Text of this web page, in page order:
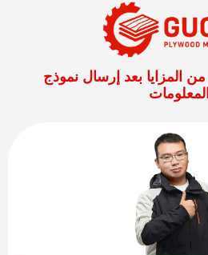
المزايا بعد إرسال نموذج
المعلومات